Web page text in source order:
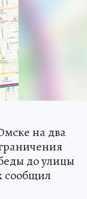
на два
до улицы
сообщил